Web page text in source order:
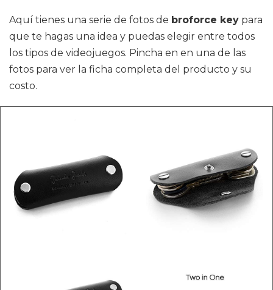
Aquí tienes una serie de fotos de broforce key para
que te hagas una idea y puedas elegir entre todos
los tipos de videojuegos. Pincha en en una de las
fotos para ver la ficha completa del producto y su
costo.